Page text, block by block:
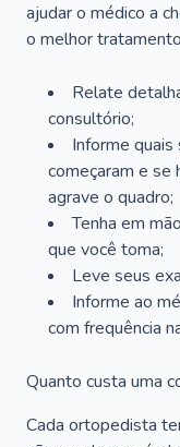
ajudar o médico a
o melhor
Relate
consultório;
Informe
começaram e se
agrave o quadro;
Tenha em
que você toma;
Leve seus
Informe ao
com frequência
Quanto custa uma
Cada ortopedista